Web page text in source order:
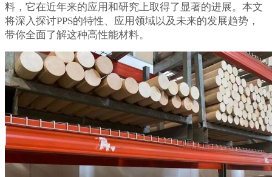
料，它在近年来的应用和研究上取得了显著的进展。本文
将深入探讨PPS的特性、应用领域以及未来的发展趋势，
带你全面了解这种高性能材料。